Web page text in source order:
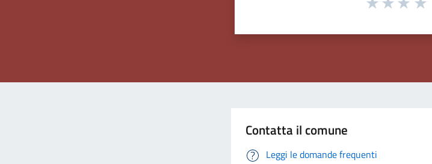
Contatta il comune
Leggi le domande frequenti